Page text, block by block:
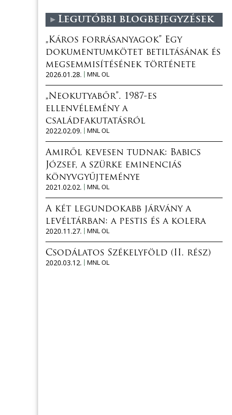
Legutóbbi blogbejegyzések
„Káros forrásanyagok” Egy
dokumentumkötet betiltásának és
megsemmisítésének története
2026.01.28.
MNL OL
„Neokutyabőr”. 1987-es
ellenvélemény a
családfakutatásról
2022.02.09.
MNL OL
Amiről kevesen tudnak: Babics
József, a szürke eminenciás
könyvgyűjteménye
2021.02.02.
MNL OL
A két legundokabb járvány a
levéltárban: a pestis és a kolera
2020.11.27.
MNL OL
Csodálatos Székelyföld (II. rész)
2020.03.12.
MNL OL